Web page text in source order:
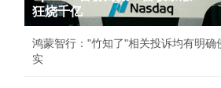
狂烧千亿
鸿蒙智行："竹知了"相关投诉均有明确
实